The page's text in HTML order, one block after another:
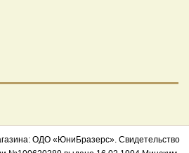
ОДО «ЮниБразерс». Свидетельство